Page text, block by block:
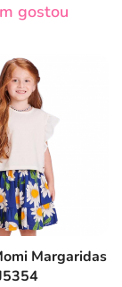
gostou
Margaridas